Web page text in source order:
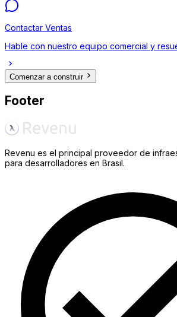
Contactar Ventas
Hable con nuestro equipo comercial y
Comenzar a construir
Footer
Revenu es el principal proveedor de
para desarrolladores en Brasil.